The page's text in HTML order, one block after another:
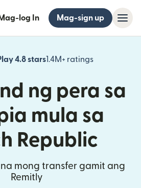
Mag-log In Mag-sign up
4.8 stars1.4M+ ratings
(bubukas
ng pera sa
mula sa
Republic
mong transfer gamit ang
Remitly